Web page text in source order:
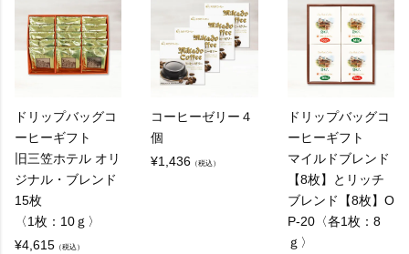
ドリップバッグコ
ーヒーギフト
旧三笠ホテル オリ
ジナル・ブレンド
15枚
〈1枚：10ｇ〉
¥4,615 （税込）
コーヒーゼリー４
個
¥1,436 （税込）
ドリップバッグコ
ーヒーギフト
マイルドブレンド
【8枚】とリッチ
ブレンド【8枚】O
P-20〈各1枚：8
ｇ〉